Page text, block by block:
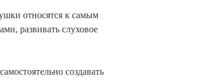
относятся к самым
развивать слуховое
создавать